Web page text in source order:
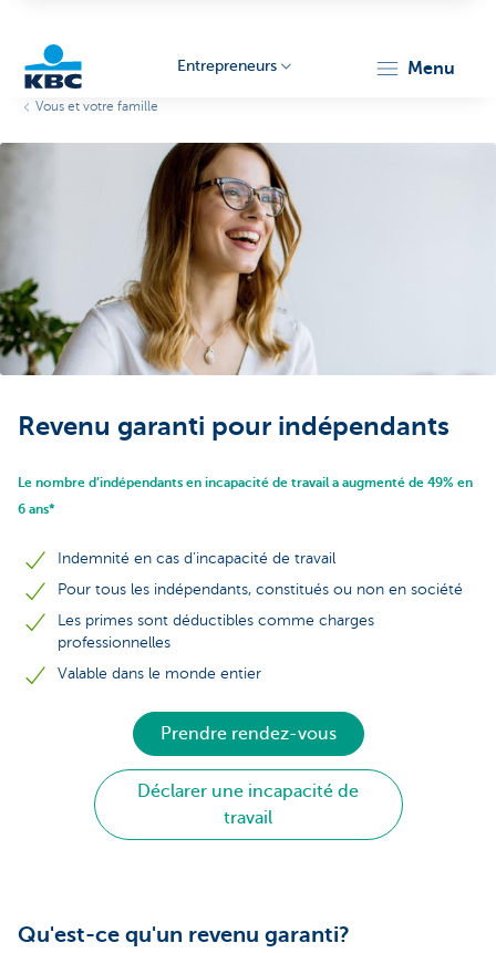
Entrepreneurs
Entrepreneurs menu
Vous et votre famille
Revenu garanti pour indépendants
Le nombre d’indépendants en incapacité de travail a augmenté de 49% en
6 ans*
Indemnité en cas d’incapacité de travail
Pour tous les indépendants, constitués ou non en société
Les primes sont déductibles comme charges
professionnelles
Valable dans le monde entier
Prendre rendez-vous
Déclarer une incapacité de
travail
Qu'est-ce qu'un revenu garanti?